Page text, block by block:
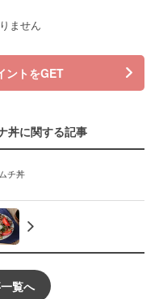
ません
ントをGET
丼に関する記事
チ丼
覧へ